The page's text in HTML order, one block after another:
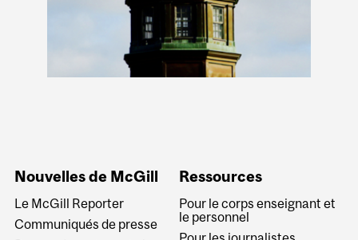
Nouvelles de McGill
Le McGill Reporter
Communiqués de presse
Ressources
Pour le corps enseignant et
le personnel